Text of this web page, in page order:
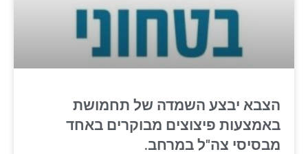
הצבא יבצע השמדה של תחמושת
באמצעות פיצוצים מבוקרים באחד
מבסיסי צה"ל במרחב.